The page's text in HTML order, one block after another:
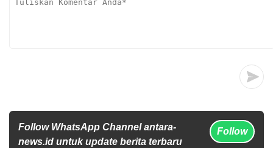
Follow WhatsApp Channel antara-
news.id untuk update berita terbaru
Follow